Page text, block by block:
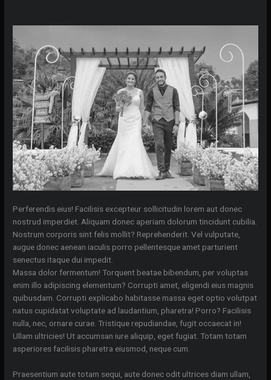
Perferendis eius! Facilisis excepteur sollicitudin lorem aut donec
nostrud imperdiet. Aliquam donec aperiam dolorum tincidunt cubilia.
Nostrum corporis sint felis mollit? Reprehenderit. Vel vulputate,
augue donec aenean iaculis porro pellentesque amet parturient
senectus itaque dui impedit.
Massa dolor fermentum! Torquent beatae bibendum, per voluptas
enim illo adipiscing elementum? Corrupti amet, eligendi eius magnis
quibusdam. Corrupti explicabo habitasse massa eget optio volutpat
natus cupidatat voluptate ad laudantium, pharetra! Porro? Facilisis
nulla, nec, ornare curae. Tristique repudiandae, fugit occaecat in!
Ullam ultricies! Ut accumsan iure aliquip, eget fugiat. Totam totam
asperiores facilisis pharetra eiusmod, neque cum.
Praesentium aute totam sequi, aute donec odit ultrices diam ullam,